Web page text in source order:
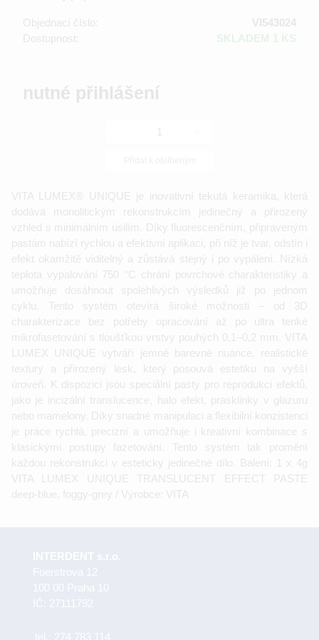
Objednací číslo:
VI543024
Dostupnost:
SKLADEM 1 KS
nutné přihlášení
VITA LUMEX® UNIQUE je inovativní tekutá keramika, která
dodává monolitickým rekonstrukcím jedinečný a přirozený
vzhled s minimálním úsilím. Díky fluorescenčním, připraveným
pastám nabízí rychlou a efektivní aplikaci, při níž je tvar, odstín i
efekt okamžitě viditelný a zůstává stejný i po vypálení. Nízká
teplota vypalování 750 °C chrání povrchové charakteristiky a
umožňuje dosáhnout spolehlivých výsledků již po jednom
cyklu. Tento systém otevírá široké možnosti – od 3D
charakterizace bez potřeby opracování až po ultra tenké
mikrofasetování s tloušťkou vrstvy pouhých 0,1–0,2 mm. VITA
LUMEX UNIQUE vytváří jemné barevné nuance, realistické
textury a přirozený lesk, který posouvá estetiku na vyšší
úroveň. K dispozici jsou speciální pasty pro reprodukci efektů,
jako je incizální translucence, halo efekt, prasklinky v glazuru
nebo mamelony. Díky snadné manipulaci a flexibilní konzistenci
je práce rychlá, precizní a umožňuje i kreativní kombinace s
klasickými postupy fazetování. Tento systém tak promění
každou rekonstrukci v esteticky jedinečné dílo. Balení: 1 x 4g
VITA LUMEX UNIQUE TRANSLUCENT EFFECT PASTE
deep-blue, foggy-grey / Výrobce: VITA